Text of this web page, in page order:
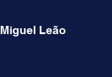
Miguel Leão